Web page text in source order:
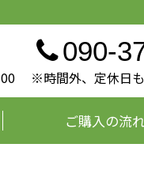
090-
00 ※時間外、定休日
ご購入の流